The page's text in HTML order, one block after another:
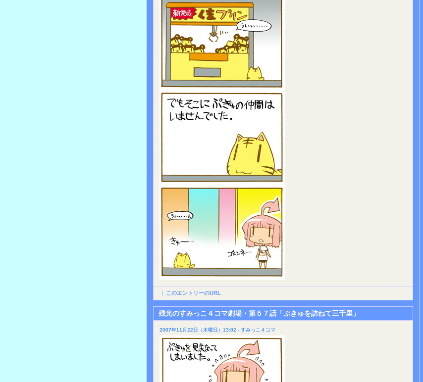
| このエントリーのURL
残光のすみっこ４コマ劇場・第５７話「ぷきゅを訪ねて三千里」
2007年11月22日（木曜日）13:02 - すみっこ４コマ